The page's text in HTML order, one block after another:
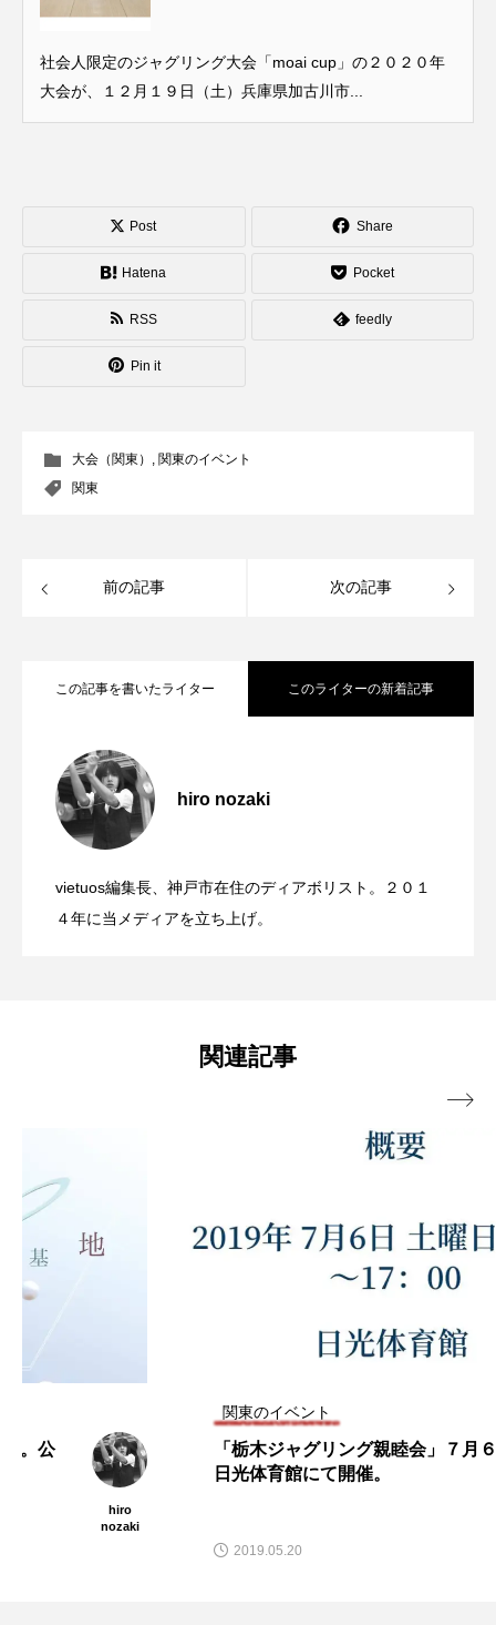
社会人限定のジャグリング大会「moai cup」の２０２０年
大会が、１２月１９日（土）兵庫県加古川市...
Post Share
Hatena Pocket
RSS feedly
Pin it
大会（関東）
関東のイベント
関東
前の記事 次の記事
この記事を書いたライター このライターの新着記事
hiro nozaki
vietuos編集長、神戸市在住のディアボリスト。２０１
４年に当メディアを立ち上げ。
2022.06.21
2022.06.21
2022.06.21
催。運営スタッフも募集中。
関連記事
「栃木ジャグリング親睦会」７月６日、
日光体育館にて開催。
